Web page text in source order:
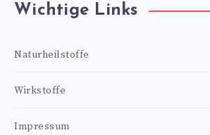
Wichtige Links
Naturheilstoffe
Wirkstoffe
Impressum